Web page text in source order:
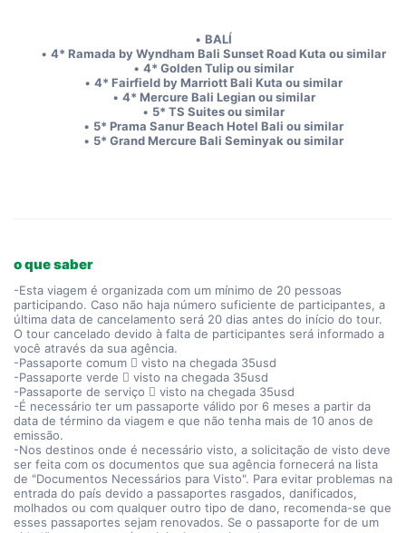
BALÍ
4* Ramada by Wyndham Bali Sunset Road Kuta ou similar
4* Golden Tulip ou similar
4* Fairfield by Marriott Bali Kuta ou similar
4* Mercure Bali Legian ou similar
5* TS Suites ou similar
5* Prama Sanur Beach Hotel Bali ou similar
5* Grand Mercure Bali Seminyak ou similar
o que saber
-Esta viagem é organizada com um mínimo de 20 pessoas
participando. Caso não haja número suficiente de participantes, a
última data de cancelamento será 20 dias antes do início do tour.
O tour cancelado devido à falta de participantes será informado a
você através da sua agência.
-Passaporte comum  visto na chegada 35usd
-Passaporte verde  visto na chegada 35usd
-Passaporte de serviço  visto na chegada 35usd
-É necessário ter um passaporte válido por 6 meses a partir da
data de término da viagem e que não tenha mais de 10 anos de
emissão.
-Nos destinos onde é necessário visto, a solicitação de visto deve
ser feita com os documentos que sua agência fornecerá na lista
de "Documentos Necessários para Visto". Para evitar problemas na
entrada do país devido a passaportes rasgados, danificados,
molhados ou com qualquer outro tipo de dano, recomenda-se que
esses passaportes sejam renovados. Se o passaporte for de um